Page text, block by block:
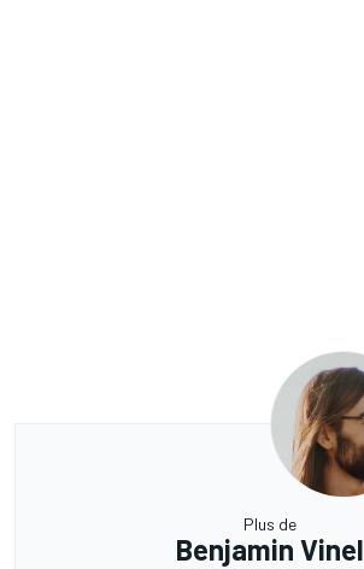
Plus de
Benjamin Vinel